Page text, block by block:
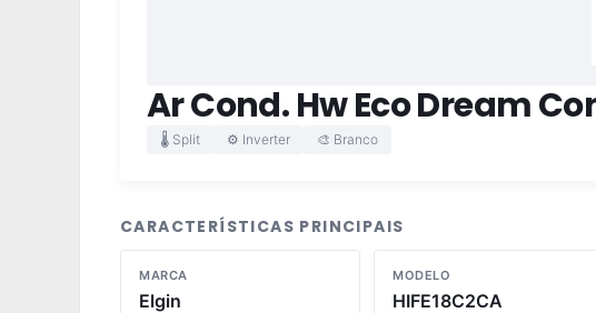
Ar Cond. Hw Eco Dream
🌡️ Split ⚙️ Inverter 🎨 Branco
CARACTERÍSTICAS PRINCIPAIS
MARCA
Elgin
MODELO
HIFE18C2CA